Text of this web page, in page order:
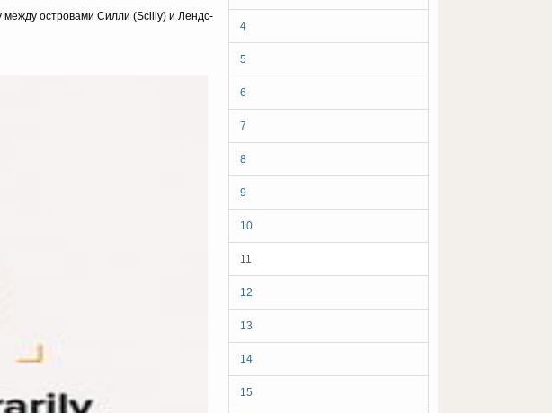
4
5
6
7
8
9
10
11
12
13
14
15
между островами Силли (Scilly) и Лендс-